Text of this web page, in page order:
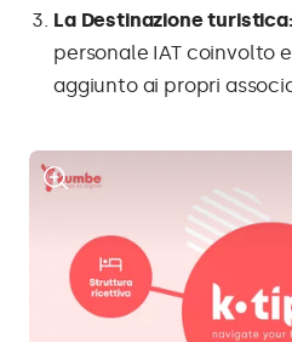
La Destinazione turistica:
personale IAT coinvolto
aggiunto ai propri